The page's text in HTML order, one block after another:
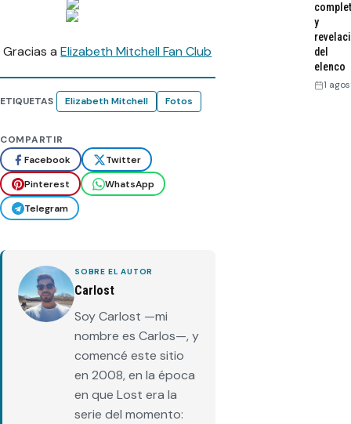
Gracias aElizabeth Mitchell Fan Club
ETIQUETAS Elizabeth Mitchell Fotos
COMPARTIR
Facebook
Twitter
Pinterest
WhatsApp
Telegram
SOBRE EL AUTOR
Carlost
Soy Carlost —mi
nombre es Carlos—, y
comencé este sitio
en 2008, en la época
en que Lost era la
serie del momento:
y
del
elenco
1